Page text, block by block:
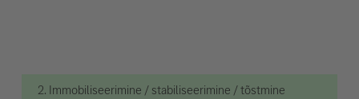
2. Immobiliseerimine / stabiliseerimine / tõstmine